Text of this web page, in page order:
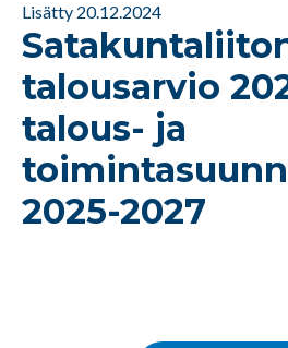
Lisätty 20.12.2024
talousarvio
talous- ja
2025-2027